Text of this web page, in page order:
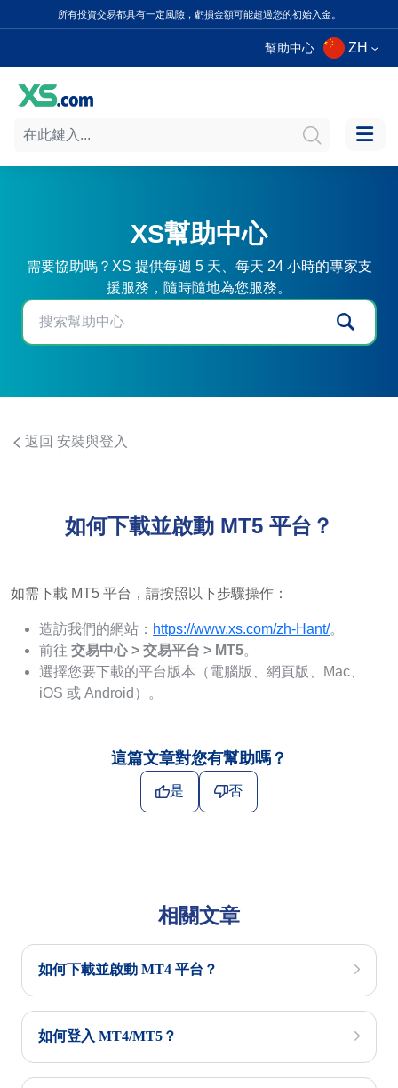
所有投資交易都具有一定風險，虧損金額可能超過您的初始入金。
幫助中心 ZH
XS幫助中心
需要協助嗎？XS 提供每週 5 天、每天 24 小時的專家支
援服務，隨時隨地為您服務。
返回 安裝與登入
如何下載並啟動 MT5 平台？
如需下載 MT5 平台，請按照以下步驟操作：
造訪我們的網站： https://www.xs.com/zh-Hant/。
前往 交易中心 > 交易平台 > MT5。
選擇您要下載的平台版本（電腦版、網頁版、Mac、
iOS 或 Android）。
這篇文章對您有幫助嗎？
是 否
相關文章
如何下載並啟動 MT4 平台？
如何登入 MT4/MT5？